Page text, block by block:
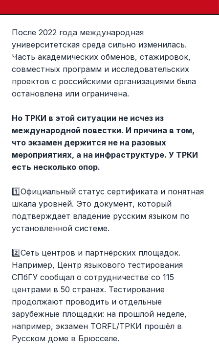
После 2022 года международная
университетская среда сильно изменилась.
Часть академических обменов, стажировок,
совместных программ и исследовательских
проектов с российскими организациями была
остановлена или ограничена.
Но ТРКИ в этой ситуации не исчез из
международной повестки. И причина в том,
что экзамен держится не на разовых
мероприятиях, а на инфраструктуре. У ТРКИ
есть несколько опор.
1️⃣Официальный статус сертификата и понятная
шкала уровней. Это документ, который
подтверждает владение русским языком по
установленной системе.
2️⃣Сеть центров и партнёрских площадок.
Например, Центр языкового тестирования
СПбГУ сообщал о сотрудничестве со 115
центрами в 50 странах. Тестирование
продолжают проводить и отдельные
зарубежные площадки: на прошлой неделе,
например, экзамен TORFL/ТРКИ прошёл в
Русском доме в Брюсселе.